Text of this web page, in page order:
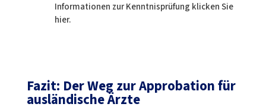
Informationen zur Kenntnisprüfung klicken Sie
hier.
Fazit: Der Weg zur Approbation für
ausländische Ärzte